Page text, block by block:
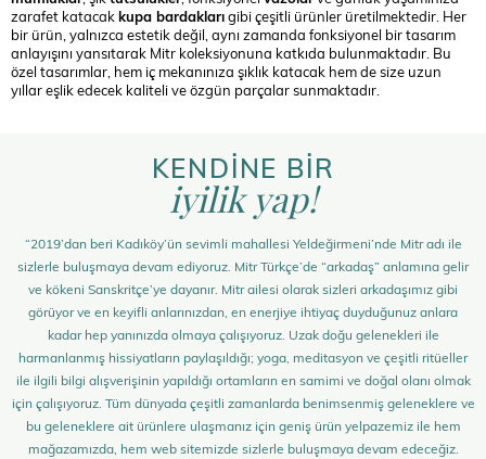
zarafet katacakkupa bardaklarıgibi çeşitli ürünler üretilmektedir. Her
bir ürün, yalnızca estetik değil, aynı zamanda fonksiyonel bir tasarım
anlayışını yansıtarak Mitr koleksiyonuna katkıda bulunmaktadır. Bu
özel tasarımlar, hem iç mekanınıza şıklık katacak hem de size uzun
yıllar eşlik edecek kaliteli ve özgün parçalar sunmaktadır.
KENDİNE BİR
iyilik yap!
“2019’dan beri Kadıköy’ün sevimli mahallesi Yeldeğirmeni’nde Mitr adı ile
sizlerle buluşmaya devam ediyoruz. Mitr Türkçe’de “arkadaş” anlamına gelir
ve kökeni Sanskritçe’ye dayanır. Mitr ailesi olarak sizleri arkadaşımız gibi
görüyor ve en keyifli anlarınızdan, en enerjiye ihtiyaç duyduğunuz anlara
kadar hep yanınızda olmaya çalışıyoruz. Uzak doğu gelenekleri ile
harmanlanmış hissiyatların paylaşıldığı; yoga, meditasyon ve çeşitli ritüeller
ile ilgili bilgi alışverişinin yapıldığı ortamların en samimi ve doğal olanı olmak
için çalışıyoruz. Tüm dünyada çeşitli zamanlarda benimsenmiş geleneklere ve
bu geleneklere ait ürünlere ulaşmanız için geniş ürün yelpazemiz ile hem
mağazamızda, hem web sitemizde sizlerle buluşmaya devam edeceğiz.